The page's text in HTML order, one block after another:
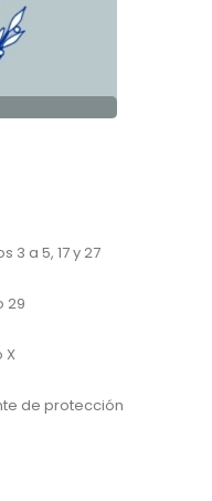
3 a 5, 17 y 27
29
X
de protección